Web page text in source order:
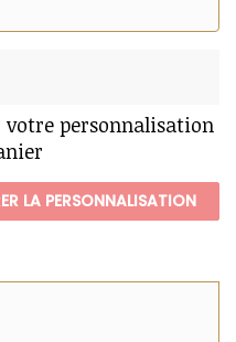
votre personnalisation
LA PERSONNALISATION